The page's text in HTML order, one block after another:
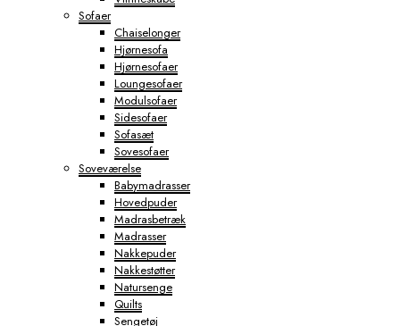
Sofaer
Chaiselonger
Hjørnesofa
Hjørnesofaer
Loungesofaer
Modulsofaer
Sidesofaer
Sofasæt
Sovesofaer
Soveværelse
Babymadrasser
Hovedpuder
Madrasbetræk
Madrasser
Nakkepuder
Nakkestøtter
Natursenge
Quilts
Sengetøj